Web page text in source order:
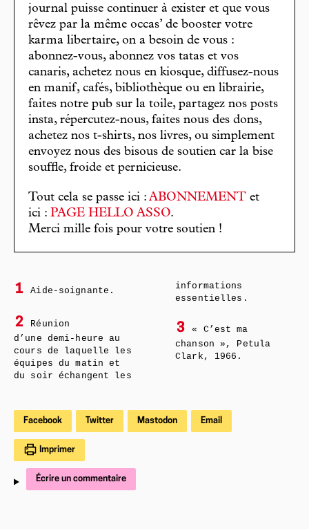
journal puisse continuer à exister et que vous
rêvez par la même occas’ de booster votre
karma libertaire, on a besoin de vous :
abonnez-vous, abonnez vos tatas et vos
canaris, achetez nous en kiosque, diffusez-nous
en manif, cafés, bibliothèque ou en librairie,
faites notre pub sur la toile, partagez nos posts
insta, répercutez-nous, faites nous des dons,
achetez nos t-shirts, nos livres, ou simplement
envoyez nous des bisous de soutien car la bise
souffle, froide et pernicieuse.
Tout cela se passe ici : ABONNEMENT et
ici : PAGE HELLO ASSO.
Merci mille fois pour votre soutien !
1 Aide-soignante.
2
Réunion
d’une demi-heure au
cours de laquelle les
équipes du matin et
du soir échangent les
informations
essentielles.
3
« C’est ma
chanson », Petula
Clark, 1966.
Facebook Twitter Mastodon Email
Imprimer
Écrire un commentaire